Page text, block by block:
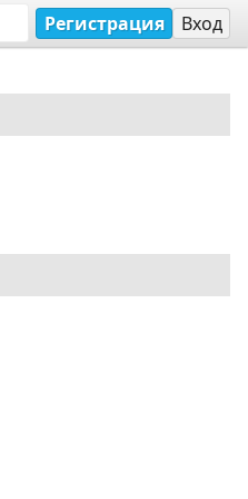
Регистрация Вход